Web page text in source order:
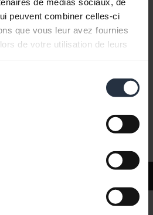
peuvent combiner celles-ci
que vous leur avez fournies
de votre utilisation de leurs
produits